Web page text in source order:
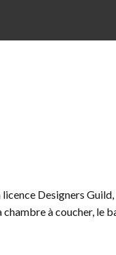
Designers
à coucher, le